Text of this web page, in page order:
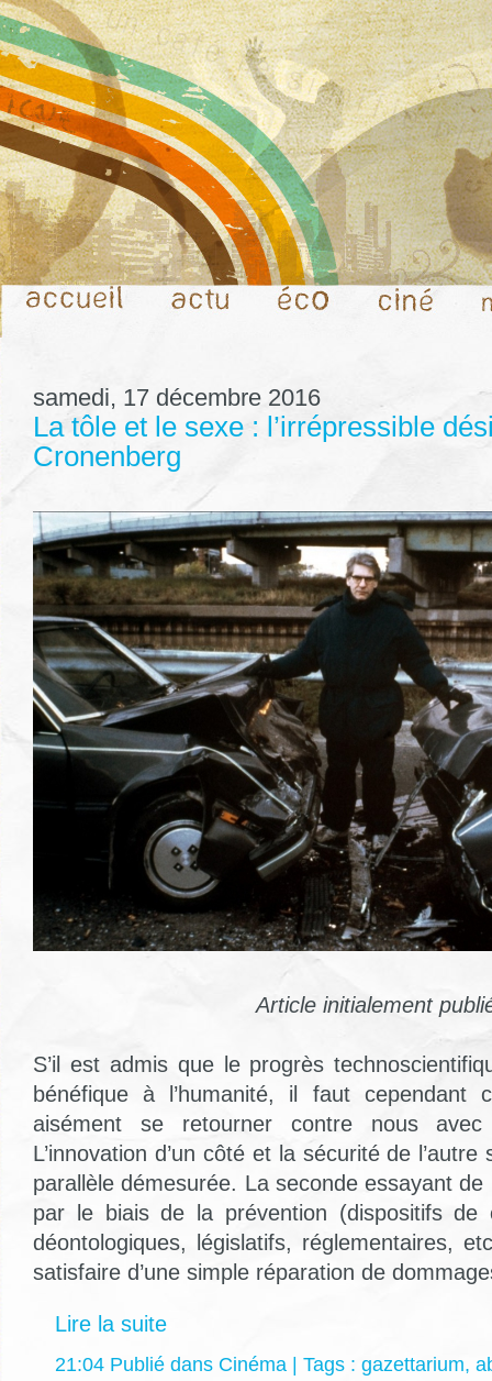
samedi, 17 décembre 2016
La tôle et le sexe : l’irrépressible
Cronenberg
Article initialement
S’il est admis que le progrès
bénéfique à l’humanité, il faut cependant
aisément se retourner contre nous
L’innovation d’un côté et la sécurité de
parallèle démesurée. La seconde essayant
par le biais de la prévention (dispositifs de
déontologiques, législatifs, réglementaires,
satisfaire d’une simple réparation de
Lire la suite
21:04 Publié dans Cinéma | Tags : gazettarium,